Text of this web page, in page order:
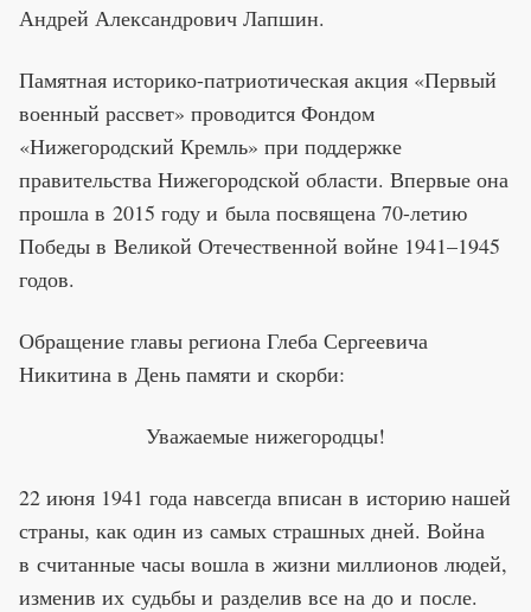
Андрей Александрович Лапшин.
Памятная историко-патриотическая акция «Первый
военный рассвет» проводится Фондом
«Нижегородский Кремль» при поддержке
правительства Нижегородской области. Впервые она
прошла в 2015 году и была посвящена 70-летию
Победы в Великой Отечественной войне 1941–1945
годов.
Обращение главы региона Глеба Сергеевича
Никитина в День памяти и скорби:
Уважаемые нижегородцы!
22 июня 1941 года навсегда вписан в историю нашей
страны, как один из самых страшных дней. Война
в считанные часы вошла в жизни миллионов людей,
изменив их судьбы и разделив все на до и после.